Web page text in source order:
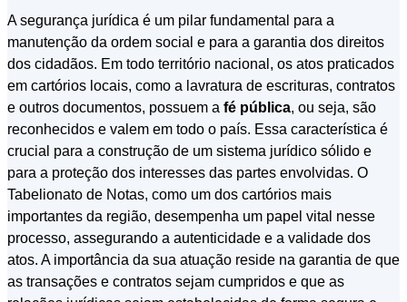
A segurança jurídica é um pilar fundamental para a
manutenção da ordem social e para a garantia dos direitos
dos cidadãos. Em todo território nacional, os atos praticados
em cartórios locais, como a lavratura de escrituras, contratos
e outros documentos, possuem a fé pública, ou seja, são
reconhecidos e valem em todo o país. Essa característica é
crucial para a construção de um sistema jurídico sólido e
para a proteção dos interesses das partes envolvidas. O
Tabelionato de Notas, como um dos cartórios mais
importantes da região, desempenha um papel vital nesse
processo, assegurando a autenticidade e a validade dos
atos. A importância da sua atuação reside na garantia de que
as transações e contratos sejam cumpridos e que as